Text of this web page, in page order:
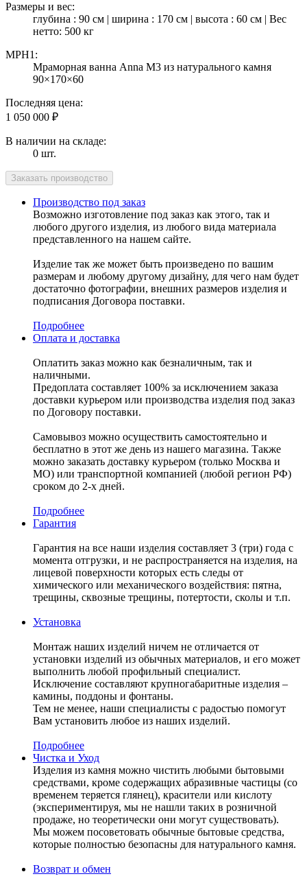
Размеры и вес:
глубина : 90 см | ширина : 170 см | высота : 60 см | Вес
нетто: 500 кг
MPH1:
Мраморная ванна Anna M3 из натурального камня
90×170×60
Последняя цена:
1 050 000 ₽
В наличии на складе:
0 шт.
Производство под заказ
Возможно изготовление под заказ как этого, так и
любого другого изделия, из любого вида материала
представленного на нашем сайте.
Изделие так же может быть произведено по вашим
размерам и любому другому дизайну, для чего нам будет
достаточно фотографии, внешних размеров изделия и
подписания Договора поставки.
Подробнее
Оплата и доставка
Оплатить заказ можно как безналичным, так и
наличными.
Предоплата составляет 100% за исключением заказа
доставки курьером или производства изделия под заказ
по Договору поставки.
Самовывоз можно осуществить самостоятельно и
бесплатно в этот же день из нашего магазина. Также
можно заказать доставку курьером (только Москва и
МО) или транспортной компанией (любой регион РФ)
сроком до 2-х дней.
Подробнее
Гарантия
Гарантия на все наши изделия составляет 3 (три) года с
момента отгрузки, и не распространяется на изделия, на
лицевой поверхности которых есть следы от
химического или механического воздействия: пятна,
трещины, сквозные трещины, потертости, сколы и т.п.
Установка
Монтаж наших изделий ничем не отличается от
установки изделий из обычных материалов, и его может
выполнить любой профильный специалист.
Исключение составляют крупногабаритные изделия –
камины, поддоны и фонтаны.
Тем не менее, наши специалисты с радостью помогут
Вам установить любое из наших изделий.
Подробнее
Чистка и Уход
Изделия из камня можно чистить любыми бытовыми
средствами, кроме содержащих абразивные частицы (со
временем теряется глянец), красители или кислоту
(экспериментируя, мы не нашли таких в розничной
продаже, но теоретически они могут существовать).
Мы можем посоветовать обычные бытовые средства,
которые полностью безопасны для натурального камня.
Возврат и обмен